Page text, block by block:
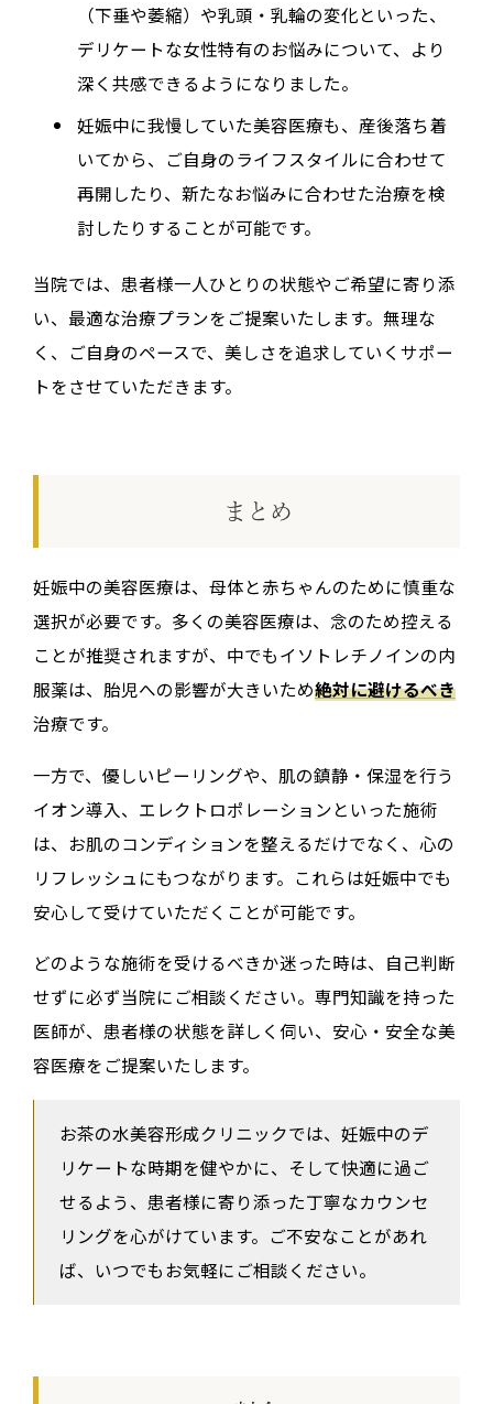
（下垂や萎縮）や乳頭・乳輪の変化といった、
デリケートな女性特有のお悩みについて、より
深く共感できるようになりました。
妊娠中に我慢していた美容医療も、産後落ち着
いてから、ご自身のライフスタイルに合わせて
再開したり、新たなお悩みに合わせた治療を検
討したりすることが可能です。
当院では、患者様一人ひとりの状態やご希望に寄り添
い、最適な治療プランをご提案いたします。無理な
く、ご自身のペースで、美しさを追求していくサポー
トをさせていただきます。
まとめ
妊娠中の美容医療は、母体と赤ちゃんのために慎重な
選択が必要です。多くの美容医療は、念のため控える
ことが推奨されますが、中でもイソトレチノインの内
服薬は、胎児への影響が大きいため絶対に避けるべき
治療です。
一方で、優しいピーリングや、肌の鎮静・保湿を行う
イオン導入、エレクトロポレーションといった施術
は、お肌のコンディションを整えるだけでなく、心の
リフレッシュにもつながります。これらは妊娠中でも
安心して受けていただくことが可能です。
どのような施術を受けるべきか迷った時は、自己判断
せずに必ず当院にご相談ください。専門知識を持った
医師が、患者様の状態を詳しく伺い、安心・安全な美
容医療をご提案いたします。
お茶の水美容形成クリニックでは、妊娠中のデ
リケートな時期を健やかに、そして快適に過ご
せるよう、患者様に寄り添った丁寧なカウンセ
リングを心がけています。ご不安なことがあれ
ば、いつでもお気軽にご相談ください。